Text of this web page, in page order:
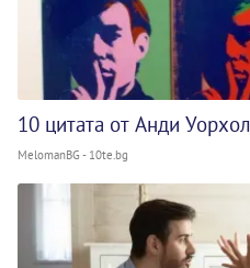
10 цитата от Анди Уорхол
MelomanBG - 10te.bg